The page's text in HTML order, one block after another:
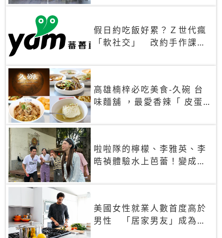
假日約吃飯好累？Ｚ世代瘋
「軟社交」 改約手作課、
電
高雄楠梓必吃美食-久碗 台
味麵舖 ，最愛香辣「 皮蛋
「蒸蛋湯」大人小孩都愛
啦啦隊的檸檬、李雅英、李
晧禎體驗水上芭蕾！變成三
美國女性就業人數首度高於
男性 「居家男友」成為社